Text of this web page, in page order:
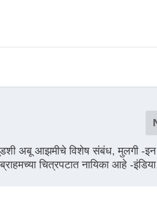
अबू आझमीचे विशेष संबंध, मुलगी -
चित्रपटात नायिका आहे -इंडिया